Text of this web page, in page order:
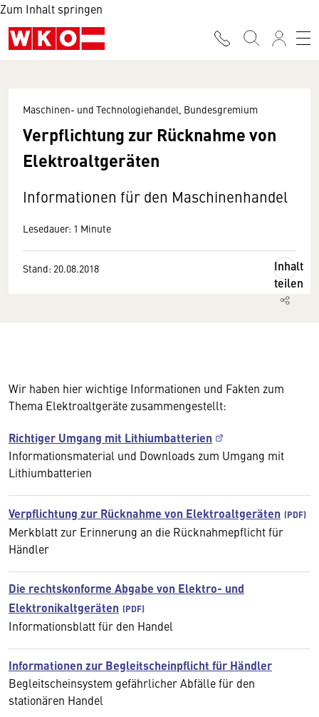
Zum Inhalt springen
Maschinen- und Technologiehandel, Bundesgremium
Verpflichtung zur Rücknahme von
Elektroaltgeräten
Informationen für den Maschinenhandel
Lesedauer: 1 Minute
Stand: 20.08.2018
Inhalt
teilen
Wir haben hier wichtige Informationen und Fakten zum
Thema Elektroaltgeräte zusammengestellt:
Richtiger Umgang mit Lithiumbatterien
Informationsmaterial und Downloads zum Umgang mit
Lithiumbatterien
Verpflichtung zur Rücknahme von Elektroaltgeräten
Merkblatt zur Erinnerung an die Rücknahmepflicht für
Händler
Die rechtskonforme Abgabe von Elektro- und
Elektronikaltgeräten
Informationsblatt für den Handel
Informationen zur Begleitscheinpflicht für Händler
Begleitscheinsystem gefährlicher Abfälle für den
stationären Handel